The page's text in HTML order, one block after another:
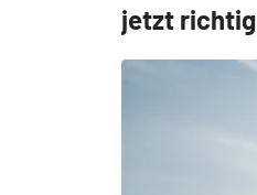
jetzt richtig